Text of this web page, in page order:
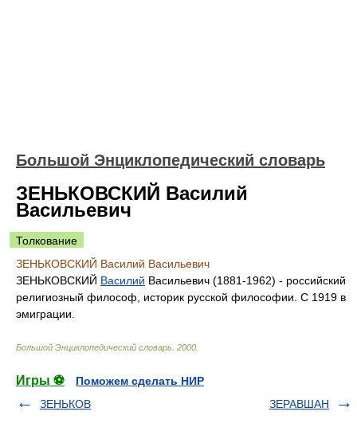
Большой Энциклопедический словарь
ЗЕНЬКОВСКИЙ Василий
Васильевич
Толкование
ЗЕНЬКОВСКИЙ Василий Васильевич
ЗЕНЬКОВСКИЙ Василий Васильевич (1881-1962) - российский
религиозный философ, историк русской философии. С 1919 в
эмиграции.
Большой Энциклопедический словарь 2000
Игры ⚽
Поможем сделать НИР
ЗЕНЬКОВ
ЗЕРАВШАН